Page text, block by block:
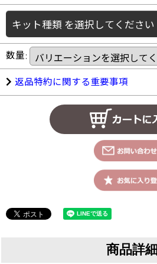
キット種類 を選択してください
数量:
返品特約に関する重要事項
商品詳細